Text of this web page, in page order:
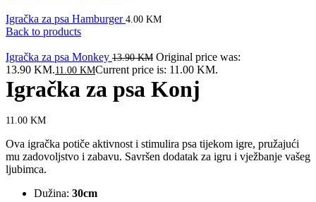
Igračka za psa Hamburger 4.00 KM
Back to products
Igračka za psa Monkey 13.90KM Original price was:
13.90 KM.11.00 KMCurrent price is: 11.00 KM.
Igračka za psa Konj
11.00 KM
Ova igračka potiče aktivnost i stimulira psa tijekom igre, pružajući
mu zadovoljstvo i zabavu. Savršen dodatak za igru i vježbanje vašeg
ljubimca.
Dužina: 30cm